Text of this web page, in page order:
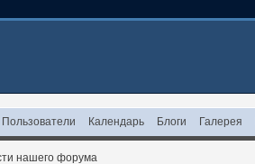
Пользователи Календарь Блоги Галерея
нашего форума